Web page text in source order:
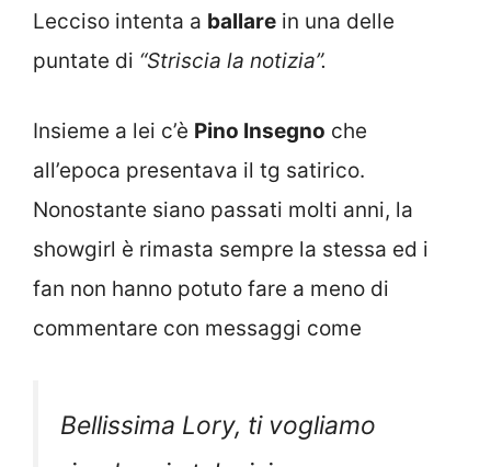
Lecciso intenta a ballare in una delle
puntate di “Striscia la notizia”.
Insieme a lei c’è Pino Insegno che
all’epoca presentava il tg satirico.
Nonostante siano passati molti anni, la
showgirl è rimasta sempre la stessa ed i
fan non hanno potuto fare a meno di
commentare con messaggi come
Bellissima Lory, ti vogliamo